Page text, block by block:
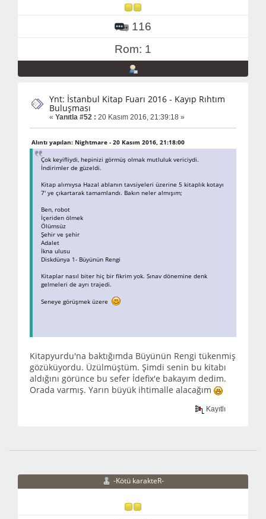
116
Rom: 1
Ynt: İstanbul Kitap Fuarı 2016 - Kayıp Rıhtım
Buluşması
« Yanıtla #52 : 20 Kasım 2016, 21:39:18 »
Alıntı yapılan: Nightmare - 20 Kasım 2016, 21:18:00
Çok keyifliydi, hepinizi görmüş olmak mutluluk vericiydi.
İndirimler de güzeldi.
Kitap alımıysa Hazal ablanın tavsiyeleri üzerine 5 kitaplık kotayı
7' ye çıkartarak tamamlandı. Bakın neler almışım;
Ben, robot
İçeriden ölmek
Ölümsüz
Şehir ve şehir
Adalet
İkna ulusu
Diskdünya 1- Büyünün Rengi
Kitaplar nasıl biter hiç bir fikrim yok. Sınav dönemine denk
gelmeleri de ayrı trajedi.
Seneye görüşmek üzere
Kitapyurdu'na baktığımda Büyünün Rengi tükenmiş
gözüküyordu. Üzülmüştüm. Şimdi senin bu kitabı
aldığını görünce bu sefer İdefix'e bakayım dedim.
Orada varmış. Yarın büyük ihtimalle alacağım
Kayıtlı
-Kötü karakteR-